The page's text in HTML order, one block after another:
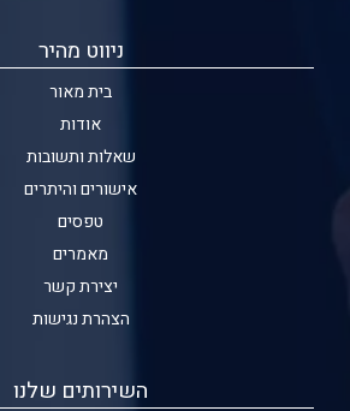
ניווט מהיר
בית מאור
אודות
שאלות ותשובות
אישורים והיתרים
טפסים
מאמרים
יצירת קשר
הצהרת נגישות
השירותים שלנו